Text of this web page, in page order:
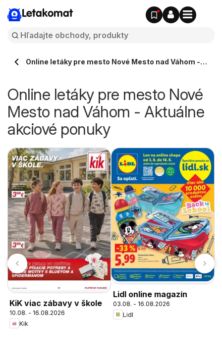
Letakomat
Online letáky pre mesto Nové Mesto nad Váhom -
Online letáky pre mesto Nové
Mesto nad Váhom - Aktuálne
akciové ponuky
KiK viac zábavy v škole
10.08. - 16.08.2026
Kik
Lidl online magazín
03.08. - 16.08.2026
Lidl